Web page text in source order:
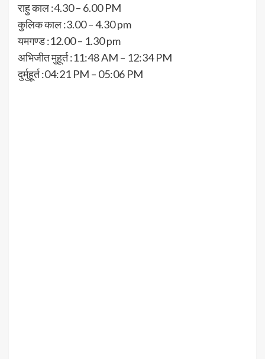
राहु काल :4.30 – 6.00 PM
कुलिक काल :3.00 – 4.30 pm
यमगण्ड :12.00 – 1.30 pm
अभिजीत मुहूर्त :11:48 AM – 12:34 PM
दुर्मुहूर्त :04:21 PM – 05:06 PM